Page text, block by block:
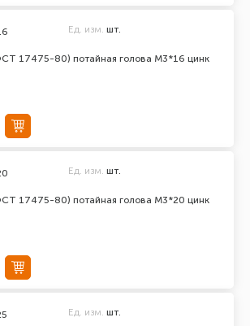
17475-80) потайная голова М3*16 цинк
Ед. изм. шт.
17475-80) потайная голова М3*20 цинк
Ед. изм. шт.
Ед. изм. шт.